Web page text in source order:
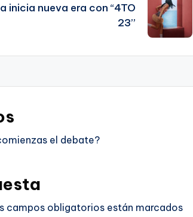
inicia nueva era con “4TO
23”
el debate?
campos obligatorios están marcados